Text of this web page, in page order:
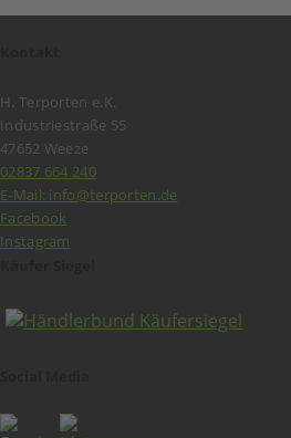
H. Terporten e.K.
Industriestraße 55
47652 Weeze
02837 664 240
E-Mail: info@terporten.de
Facebook
Instagram